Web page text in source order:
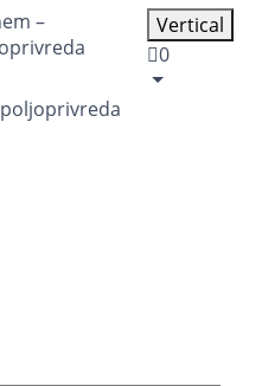
Vertical
0